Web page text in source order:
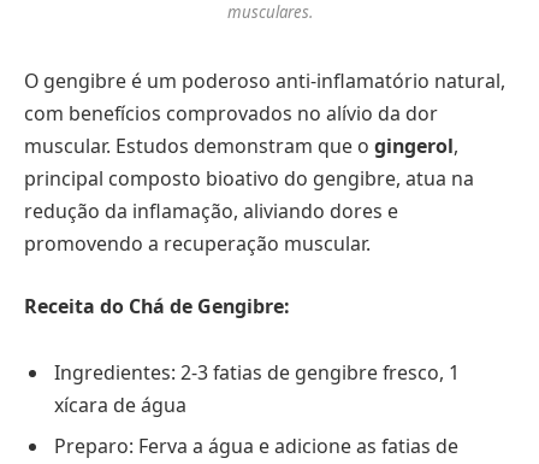
musculares.
O gengibre é um poderoso anti-inflamatório natural,
com benefícios comprovados no alívio da dor
muscular. Estudos demonstram que o gingerol,
principal composto bioativo do gengibre, atua na
redução da inflamação, aliviando dores e
promovendo a recuperação muscular.
Receita do Chá de Gengibre:
Ingredientes: 2-3 fatias de gengibre fresco, 1
xícara de água
Preparo: Ferva a água e adicione as fatias de